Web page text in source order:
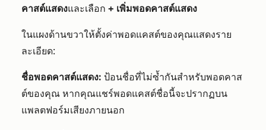
คาสต์แสดงและเลือก + เพิ่มพอดคาสต์แสดง
ในแผงด้านขวาให้ตั้งค่าพอดแคสต์ของคุณแสดงราย
ละเอียด:
ชื่อพอดคาสต์แสดง: ป้อนชื่อที่ไม่ซ้ำกันสำหรับพอดคาส
ต์ของคุณ หากคุณแชร์พอดแคสต์ชื่อนี้จะปรากฏบน
แพลตฟอร์มเสียงภายนอก